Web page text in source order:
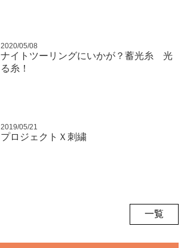
2020/05/08
ナイトツーリングにいかが？蓄光糸 光
る糸！
2019/05/21
プロジェクトＸ刺繍
一覧